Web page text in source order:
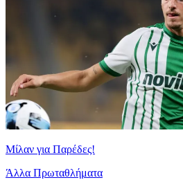
Μίλαν για Παρέδες!
Άλλα Πρωταθλήματα